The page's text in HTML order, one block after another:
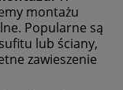
montażu
Popularne są
lub ściany,
zawieszenie